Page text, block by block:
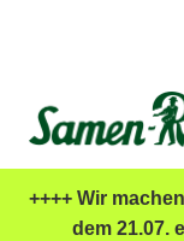
++++ Wir
dem 21.07.